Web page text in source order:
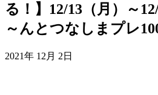
る！】12/13（月）～
～んとつなしまプレ
2021年 12月 2日